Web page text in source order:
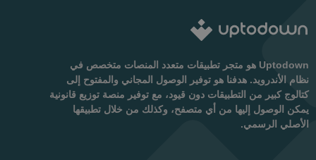
Uptodown هو متجر تطبيقات متعدد المنصات متخصص في
نظام الأندرويد. هدفنا هو توفير الوصول المجاني والمفتوح إلى
كتالوج كبير من التطبيقات دون قيود، مع توفير منصة توزيع قانونية
يمكن الوصول إليها من أي متصفح، وكذلك من خلال تطبيقها
الأصلي الرسمي.